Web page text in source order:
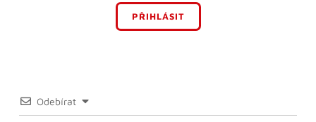
PŘIHLÁSIT
Odebírat